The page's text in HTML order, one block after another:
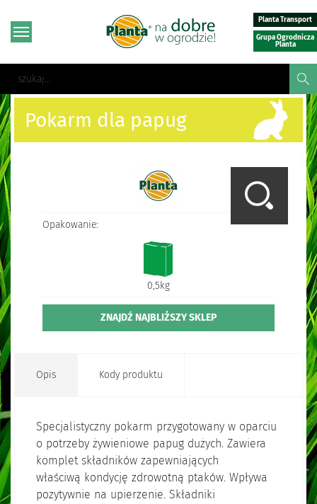
Planta Transport
Grupa Ogrodnicza
Planta
Pokarm dla papug
Opakowanie:
0,5kg
ZNAJDŹ NAJBLIŻSZY SKLEP
Opis Kody produktu
Specjalistyczny pokarm przygotowany w oparciu
o potrzeby żywieniowe papug dużych. Zawiera
komplet składników zapewniających
właściwą kondycję zdrowotną ptaków. Wpływa
pozytywnie na upierzenie. Składniki